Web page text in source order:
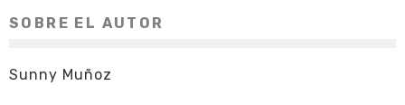
SOBRE EL AUTOR
Sunny Muñoz